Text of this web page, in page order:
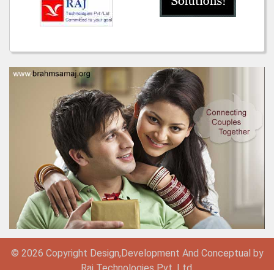
© 2026 Copyright Design, Development And Conceptual by